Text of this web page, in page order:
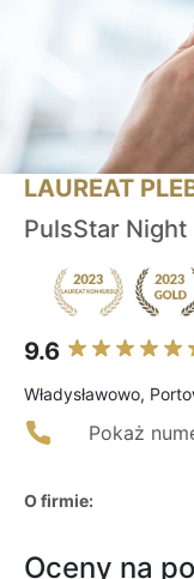
LAUREAT
PulsStar Night
9.6
Władysławowo,
Pokaż
O firmie:
Oceny na